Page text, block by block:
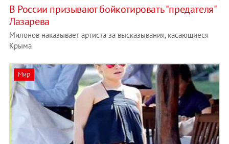
В России призывают бойкотировать "предателя"
Лазарева
Милонов наказывает артиста за высказывания, касающиеся
Крыма
Мир